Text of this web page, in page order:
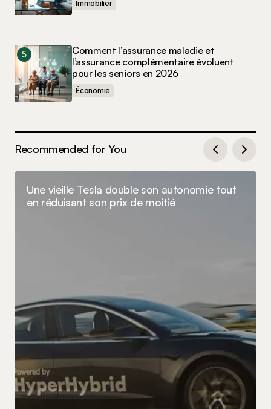
Immobilier
Comment l’assurance maladie et
l’assurance complémentaire évoluent
pour les seniors en 2026
Économie
Recommended for You
Une vieille Tesla double son autonomie tout
en réduisant son prix de moitié